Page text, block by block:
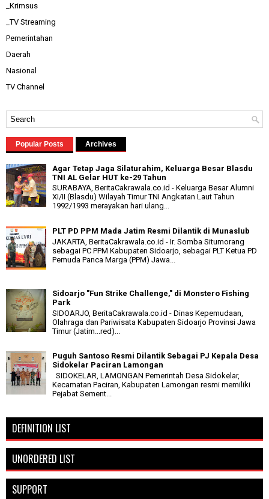
_Krimsus
_TV Streaming
Pemerintahan
Daerah
Nasional
TV Channel
Popular Posts Archives
Agar Tetap Jaga Silaturahim, Keluarga Besar Blasdu
TNI AL Gelar HUT ke-29 Tahun
SURABAYA, BeritaCakrawala.co.id - Keluarga Besar Alumni
XI/II (Blasdu) Wilayah Timur TNI Angkatan Laut Tahun
1992/1993 merayakan hari ulang...
PLT PD PPM Mada Jatim Resmi Dilantik di Munaslub
JAKARTA, BeritaCakrawala.co.id - Ir. Somba Situmorang
sebagai PC PPM Kabupaten Sidoarjo, sebagai PLT Ketua PD
Pemuda Panca Marga (PPM) Jawa...
Sidoarjo "Fun Strike Challenge," di Monstero Fishing
Park
SIDOARJO, BeritaCakrawala.co.id - Dinas Kepemudaan,
Olahraga dan Pariwisata Kabupaten Sidoarjo Provinsi Jawa
Timur (Jatim...red)...
Puguh Santoso Resmi Dilantik Sebagai PJ Kepala Desa
Sidokelar Paciran Lamongan
SIDOKELAR, LAMONGAN Pemerintah Desa Sidokelar,
Kecamatan Paciran, Kabupaten Lamongan resmi memiliki
Pejabat Sement...
DEFINITION LIST
UNORDERED LIST
SUPPORT